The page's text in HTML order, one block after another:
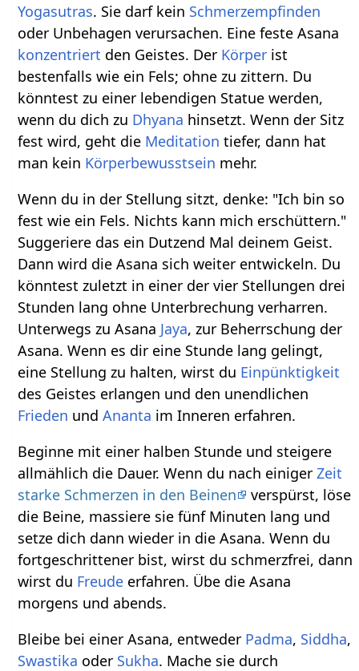
Yogasutras. Sie darf kein Schmerzempfinden
oder Unbehagen verursachen. Eine feste Asana
konzentriert den Geistes. Der Körper ist
bestenfalls wie ein Fels; ohne zu zittern. Du
könntest zu einer lebendigen Statue werden,
wenn du dich zu Dhyana hinsetzt. Wenn der Sitz
fest wird, geht die Meditation tiefer, dann hat
man kein Körperbewusstsein mehr.
Wenn du in der Stellung sitzt, denke: "Ich bin so
fest wie ein Fels. Nichts kann mich erschüttern."
Suggeriere das ein Dutzend Mal deinem Geist.
Dann wird die Asana sich weiter entwickeln. Du
könntest zuletzt in einer der vier Stellungen drei
Stunden lang ohne Unterbrechung verharren.
Unterwegs zu Asana Jaya, zur Beherrschung der
Asana. Wenn es dir eine Stunde lang gelingt,
eine Stellung zu halten, wirst du Einpünktigkeit
des Geistes erlangen und den unendlichen
Frieden undAnanta im Inneren erfahren.
Beginne mit einer halben Stunde und steigere
allmählich die Dauer. Wenn du nach einigerZeit
starke Schmerzen in den Beinen
verspürst, löse
die Beine, massiere sie fünf Minuten lang und
setze dich dann wieder in die Asana. Wenn du
fortgeschrittener bist, wirst du schmerzfrei, dann
wirst du Freude erfahren. Übe die Asana
morgens und abends.
Bleibe bei einer Asana, entweder Padma, Siddha,
Swastika oder Sukha. Mache sie durch